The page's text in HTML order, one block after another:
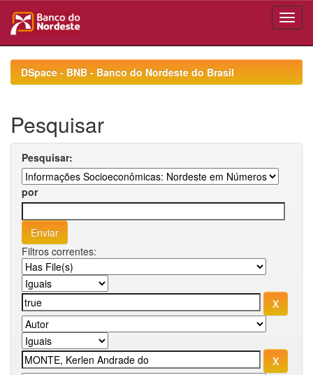
navigationDSpace - BNB - Banco do Nordeste do Brasil
Pesquisar
Pesquisar:
por
Filtros correntes: